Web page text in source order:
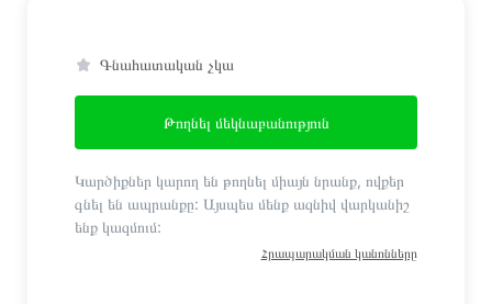
Գնահատական չկա
Թողնել մեկնաբանություն
Կարծիքներ կարող են թողնել միայն նրանք, ովքեր
գնել են ապրանքը: Այսպես մենք ազնիվ վարկանիշ
ենք կազմում:
Հրապարակման կանոնները